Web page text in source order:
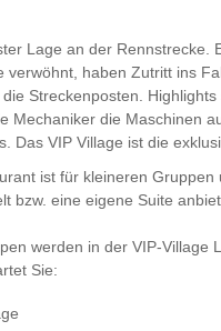
Lage an der
verwöhnt, haben Zutritt ins
Streckenposten. Highlights
Mechaniker die Maschinen
Das VIP Village ist die
ist für kleineren
bzw. eine eigene Suite
werden in der VIP-
Sie: